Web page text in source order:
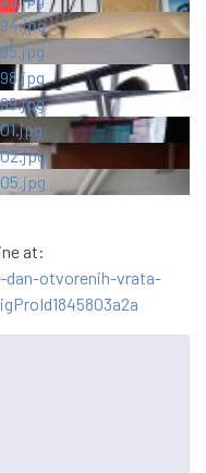
at:
otvorenih-vrata-